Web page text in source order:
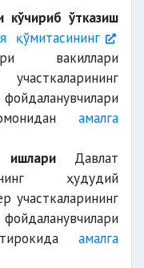
кўчириб ўтказиш
қўмитасининг
вакиллари
амалга
ишлари Давлат
ҳудудий
участкаларининг
амалга